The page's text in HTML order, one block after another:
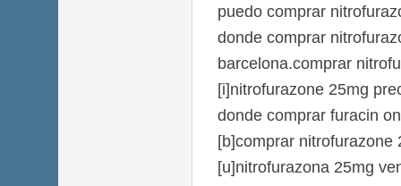
puedo comprar
donde comprar
barcelona.comprar
[i]nitrofurazone 25mg
donde comprar furacin
[b]comprar nitrofurazone
[u]nitrofurazona 25mg